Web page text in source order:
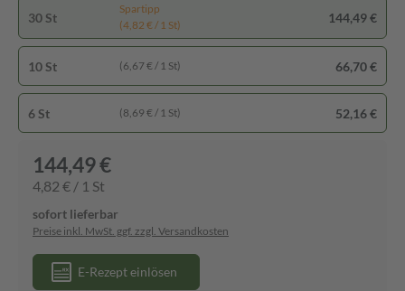
30 St
Spartipp
(4,82 € / 1 St)
144,49 €
10 St (6,67 € / 1 St) 66,70 €
6 St (8,69 € / 1 St) 52,16 €
144,49 €
4,82 € / 1 St
sofort lieferbar
Preise inkl. MwSt. ggf. zzgl. Versandkosten
E-Rezept einlösen